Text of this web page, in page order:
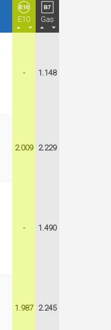
E10
Gas
- 1.148
2.009 2.229
- 1.490
1.987 2.245